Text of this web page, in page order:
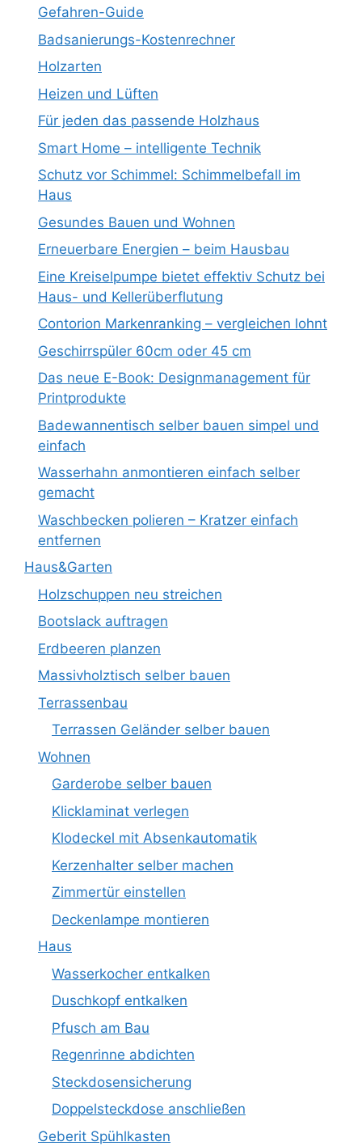
Gefahren-Guide
Badsanierungs-Kostenrechner
Holzarten
Heizen und Lüften
Für jeden das passende Holzhaus
Smart Home – intelligente Technik
Schutz vor Schimmel: Schimmelbefall im
Haus
Gesundes Bauen und Wohnen
Erneuerbare Energien – beim Hausbau
Eine Kreiselpumpe bietet effektiv Schutz bei
Haus- und Kellerüberflutung
Contorion Markenranking – vergleichen lohnt
Geschirrspüler 60cm oder 45 cm
Das neue E-Book: Designmanagement für
Printprodukte
Badewannentisch selber bauen simpel und
einfach
Wasserhahn anmontieren einfach selber
gemacht
Waschbecken polieren – Kratzer einfach
entfernen
Haus&Garten
Holzschuppen neu streichen
Bootslack auftragen
Erdbeeren planzen
Massivholztisch selber bauen
Terrassenbau
Terrassen Geländer selber bauen
Wohnen
Garderobe selber bauen
Klicklaminat verlegen
Klodeckel mit Absenkautomatik
Kerzenhalter selber machen
Zimmertür einstellen
Deckenlampe montieren
Haus
Wasserkocher entkalken
Duschkopf entkalken
Pfusch am Bau
Regenrinne abdichten
Steckdosensicherung
Doppelsteckdose anschließen
Geberit Spühlkasten